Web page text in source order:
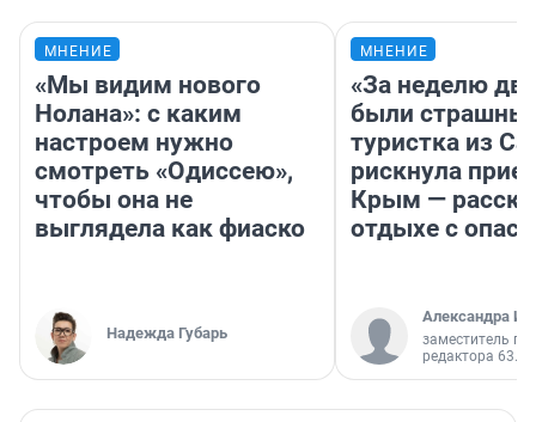
МНЕНИЕ
«Мы видим нового
Нолана»: с каким
настроем нужно
смотреть «Одиссею»,
чтобы она не
выглядела как фиаско
Надежда Губарь
МНЕНИЕ
«За неделю
были
туристка из
рискнула
Крым —
отдыхе с
Александра
заместитель
редактора 63.RU